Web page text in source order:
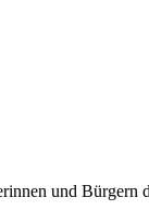
und Bürgern